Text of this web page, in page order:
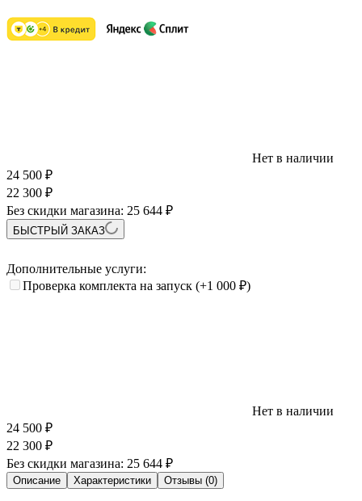
Нет в наличии
24 500 ₽
22 300 ₽
Без скидки магазина: 25 644 ₽
БЫСТРЫЙ ЗАКАЗ
Дополнительные услуги:
Проверка комплекта на запуск (+1 000 ₽)
Нет в наличии
24 500 ₽
22 300 ₽
Без скидки магазина: 25 644 ₽
Описание Характеристики Отзывы (0)